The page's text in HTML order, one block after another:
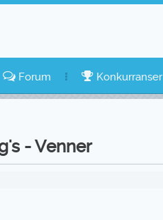
Forum Konkurranser
- Venner